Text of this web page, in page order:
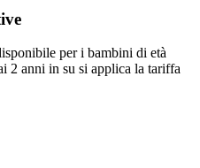
per i bambini di età
2 anni in su si applica la tariffa